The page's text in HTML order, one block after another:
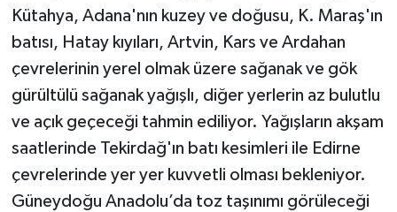
Kütahya, Adana'nın kuzey ve doğusu, K. Maraş'ın
batısı, Hatay kıyıları, Artvin, Kars ve Ardahan
çevrelerinin yerel olmak üzere sağanak ve gök
gürültülü sağanak yağışlı, diğer yerlerin az bulutlu
ve açık geçeceği tahmin ediliyor. Yağışların akşam
saatlerinde Tekirdağ'ın batı kesimleri ile Edirne
çevrelerinde yer yer kuvvetli olması bekleniyor.
Güneydoğu Anadolu’da toz taşınımı görüleceği